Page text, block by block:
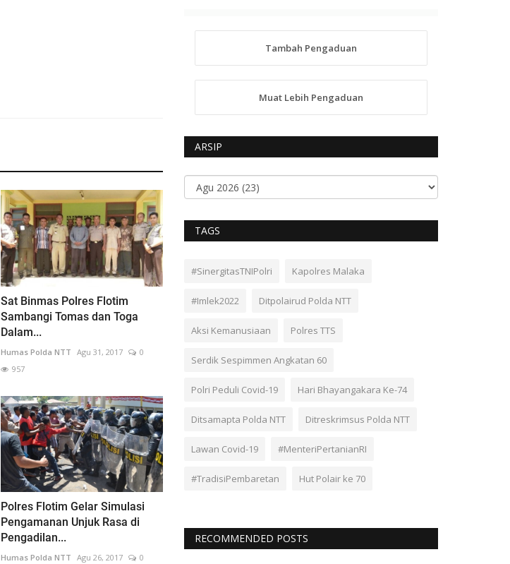
Sat Binmas Polres Flotim
Sambangi Tomas dan Toga
Dalam...
Humas Polda NTT Agu 31, 2017
0
957
Polres Flotim Gelar Simulasi
Pengamanan Unjuk Rasa di
Pengadilan...
Humas Polda NTT Agu 26, 2017
0
Tambah Pengaduan
Muat Lebih Pengaduan
ARSIP
TAGS
#SinergitasTNIPolri Kapolres Malaka
#Imlek2022 Ditpolairud Polda NTT
Aksi Kemanusiaan Polres TTS
Serdik Sespimmen Angkatan 60
Polri Peduli Covid-19 Hari Bhayangakara Ke-74
Ditsamapta Polda NTT Ditreskrimsus Polda NTT
Lawan Covid-19 #MenteriPertanianRI
#TradisiPembaretan Hut Polair ke 70
RECOMMENDED POSTS